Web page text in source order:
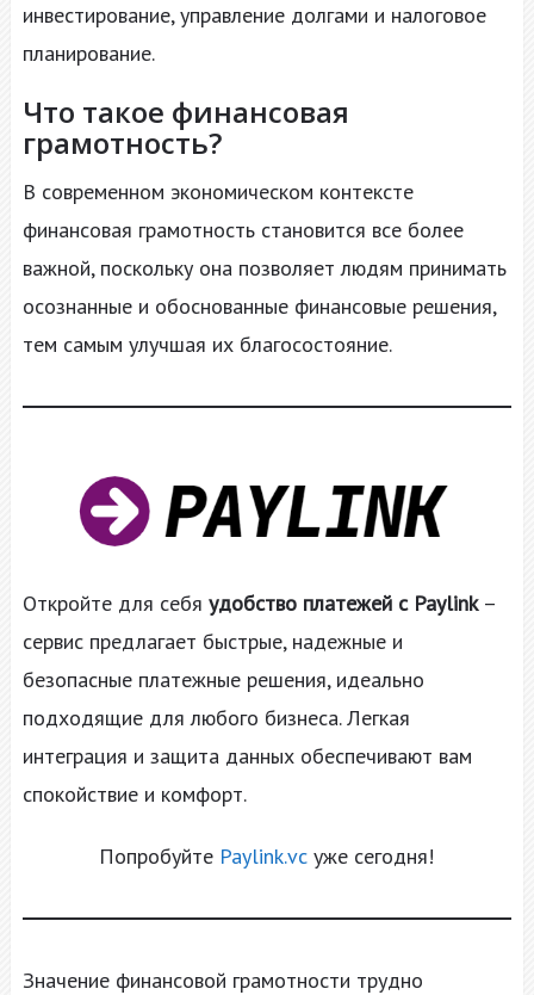
инвестирование, управление долгами и налоговое
планирование.
Что такое финансовая
грамотность?
В современном экономическом контексте
финансовая грамотность становится все более
важной, поскольку она позволяет людям принимать
осознанные и обоснованные финансовые решения,
тем самым улучшая их благосостояние.
Откройте для себя удобство платежей с Paylink–
сервис предлагает быстрые, надежные и
безопасные платежные решения, идеально
подходящие для любого бизнеса. Легкая
интеграция и защита данных обеспечивают вам
спокойствие и комфорт.
Попробуйте Paylink.vc уже сегодня!
Значение финансовой грамотности трудно